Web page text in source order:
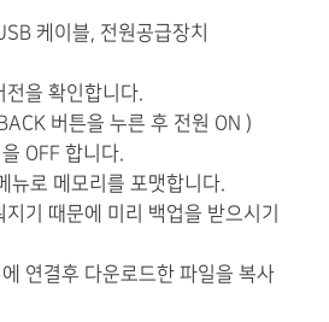
케이블, 전원공급장치
을 확인합니다.
버튼을 누른 후 전원 ON )
OFF 합니다.
뉴로 메모리를 포맷합니다.
기 때문에 미리 백업을 받으시기
연결후 다운로드한 파일을 복사